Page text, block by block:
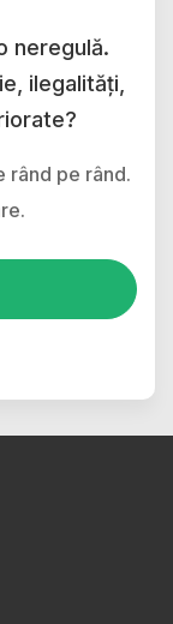
neregulă.
ilegalități,
rând pe rând.